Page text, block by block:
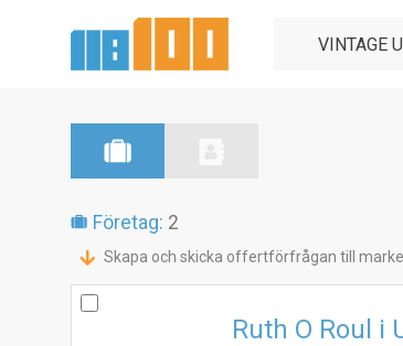
Företag: 2
Skapa och skicka offertförfrågan till
Ruth O Roul i